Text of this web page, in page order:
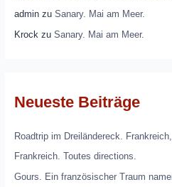
adminzu Sanary. Mai am Meer.
Krock zu Sanary. Mai am Meer.
Neueste Beiträge
Roadtrip im Dreiländereck.
Frankreich. Toutes directions.
Gours. Ein französischer Traum